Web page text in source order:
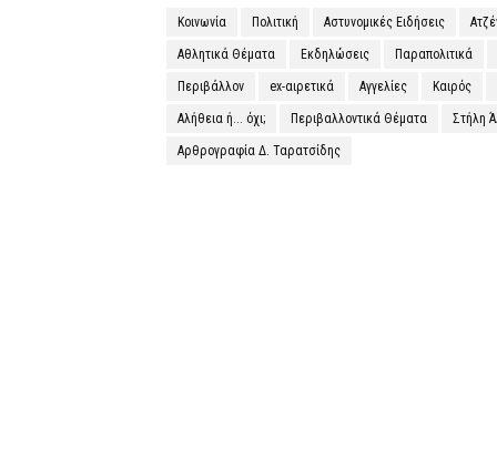
Κοινωνία Πολιτική Αστυνομικές Ειδήσεις
Αθλητικά Θέματα Εκδηλώσεις Παραπολιτικά
Περιβάλλον ex-αιρετικά Αγγελίες Καιρός
Αλήθεια ή... όχι; Περιβαλλοντικά Θέματα Στήλη
Αρθρογραφία Δ. Ταρατσίδης